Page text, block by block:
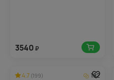
3540 ₽
4.7 (199)
182